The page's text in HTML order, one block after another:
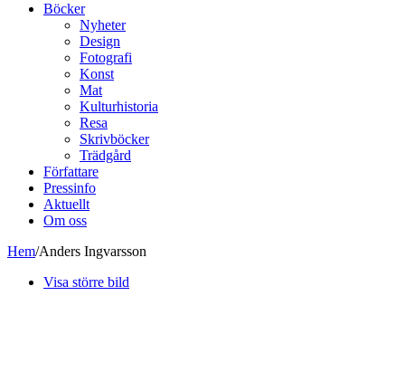
Böcker
Nyheter
Design
Fotografi
Konst
Mat
Kulturhistoria
Resa
Skrivböcker
Trädgård
Författare
Pressinfo
Aktuellt
Om oss
Hem/Anders Ingvarsson
Visa större bild